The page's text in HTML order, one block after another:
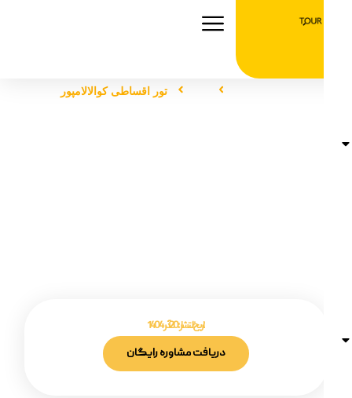
تور تور اقساطی کوالالامپور
20 آذر 1404
دریافت مشاوره رایگان